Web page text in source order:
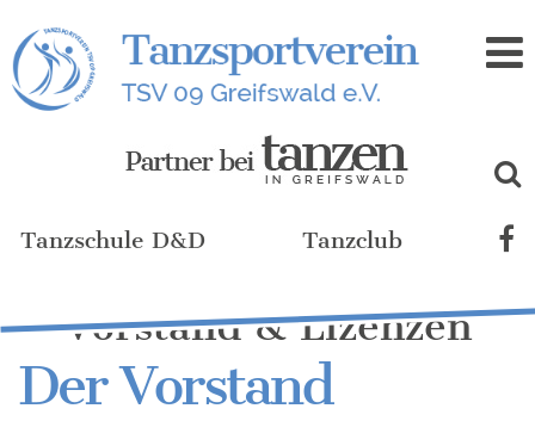
Zum
Inhalt
Tanzschule D&D Tanzclub
Vorstand & Lizenzen
Der Vorstand